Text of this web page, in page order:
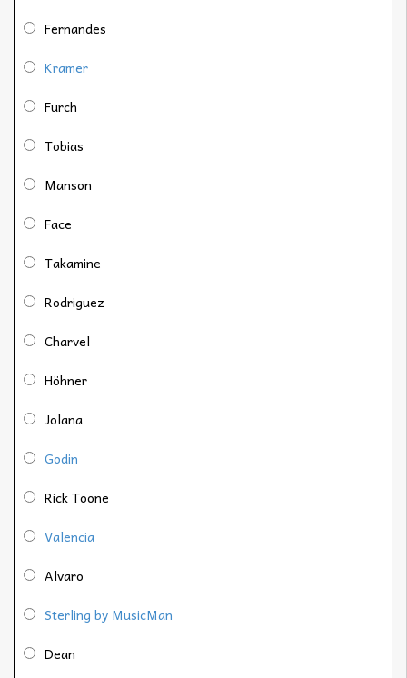
Fernandes
Kramer
Furch
Tobias
Manson
Face
Takamine
Rodriguez
Charvel
Höhner
Jolana
Godin
Rick Toone
Valencia
Alvaro
Sterling by MusicMan
Dean